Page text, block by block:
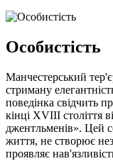
Особистість
Манчестерський
стриману
поведінка свідчить
кінці XVIII століття
джентльменів». Цей
життя, не створює
проявляє